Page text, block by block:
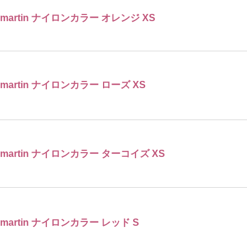
martin ナイロンカラー オレンジ XS
martin ナイロンカラー ローズ XS
martin ナイロンカラー ターコイズ XS
martin ナイロンカラー レッド S